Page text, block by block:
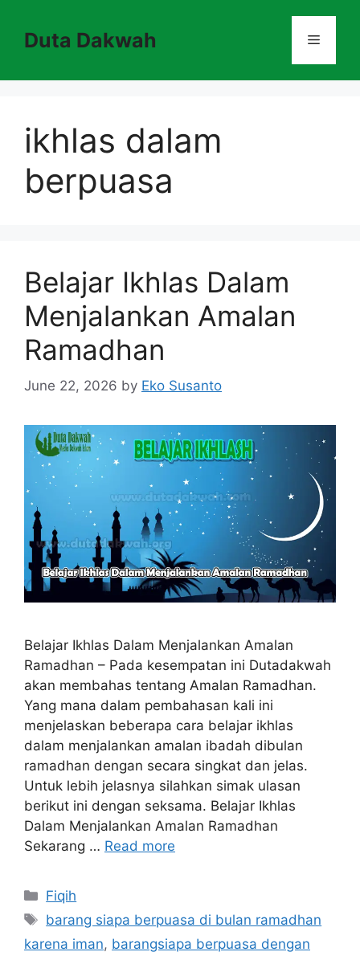
contentDuta Dakwah Menu
ikhlas dalam
berpuasa
Belajar Ikhlas Dalam
Menjalankan Amalan
Ramadhan
June 22, 2026 by Eko Susanto
Belajar Ikhlas Dalam Menjalankan Amalan
Ramadhan – Pada kesempatan ini Dutadakwah
akan membahas tentang Amalan Ramadhan.
Yang mana dalam pembahasan kali ini
menjelaskan beberapa cara belajar ikhlas
dalam menjalankan amalan ibadah dibulan
ramadhan dengan secara singkat dan jelas.
Untuk lebih jelasnya silahkan simak ulasan
berikut ini dengan seksama. Belajar Ikhlas
Dalam Menjalankan Amalan Ramadhan
Sekarang … Read more
Categories
Fiqih
Tags
barang siapa berpuasa di bulan ramadhan
karena iman, barangsiapa berpuasa dengan